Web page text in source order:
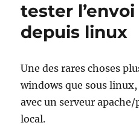
brouillon/prises
notes
tester
depuis linux
Une des rares choses
windows que sous linux,
avec un serveur
local.